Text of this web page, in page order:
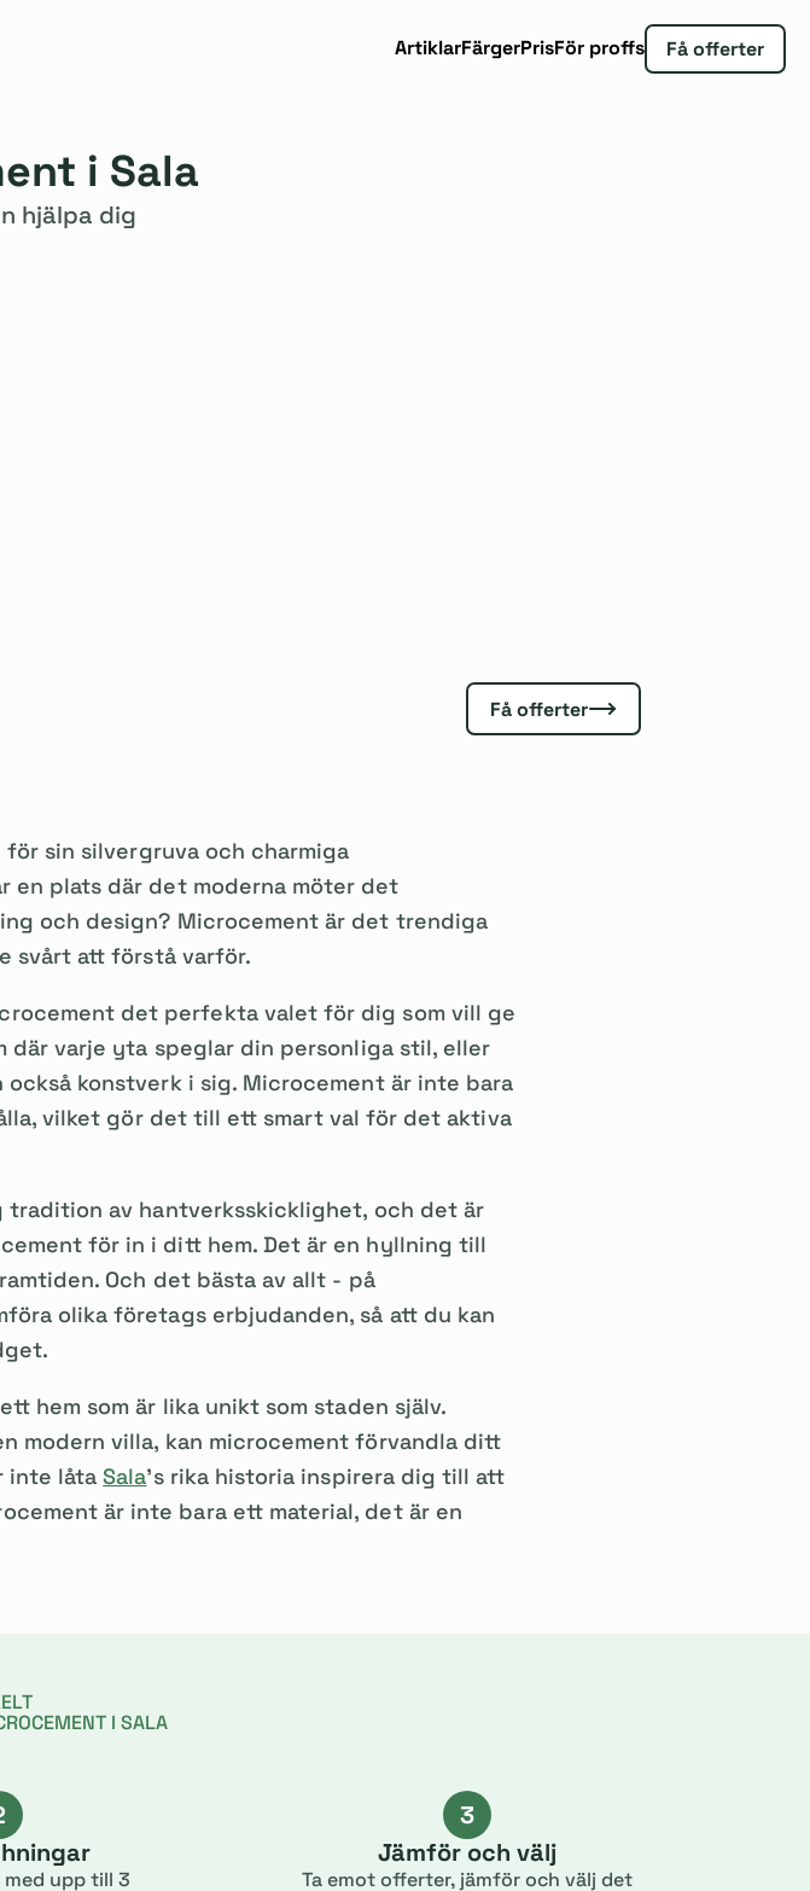
ArtiklarFärgerPrisFör proffs Få offerter
i Sala
hjälpa dig
Få offerter
sin silvergruva och charmiga
en plats där det moderna möter det
och design? Microcement är det trendiga
svårt att förstå varför.
det perfekta valet för dig som vill ge
där varje yta speglar din personliga stil, eller
konstverk i sig. Microcement är inte bara
vilket gör det till ett smart val för det aktiva
tradition av hantverksskicklighet, och det är
för in i ditt hem. Det är en hyllning till
Och det bästa av allt - på
olika företags erbjudanden, så att du kan
hem som är lika unikt som staden själv.
modern villa, kan microcement förvandla ditt
inte låtaSala's rika historia inspirera dig till att
är inte bara ett material, det är en
I SALA
upp till 3
3
Jämför och välj
Ta emot offerter, jämför och välj det